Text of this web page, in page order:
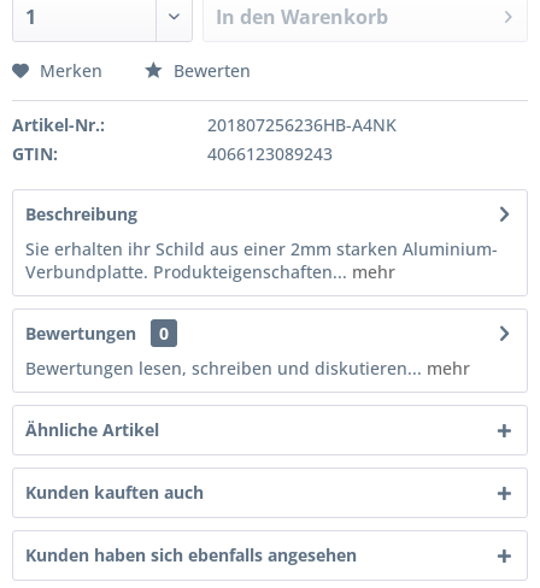
In den Warenkorb
Merken Bewerten
Artikel-Nr.:
201807256236HB-A4NK
GTIN:
4066123089243
Beschreibung
Sie erhalten ihr Schild aus einer 2mm starken Aluminium-
Verbundplatte. Produkteigenschaften... mehr
Bewertungen
0
Bewertungen lesen, schreiben und diskutieren... mehr
Ähnliche Artikel
Kunden kauften auch
Kunden haben sich ebenfalls angesehen